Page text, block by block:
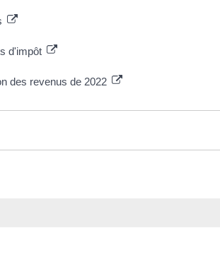
d'impôt
des revenus de 2022